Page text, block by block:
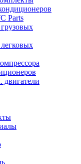
Parts
двигатели